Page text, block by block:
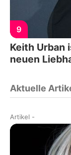
9
Keith Urban
neuen
Aktuelle
Artikel -